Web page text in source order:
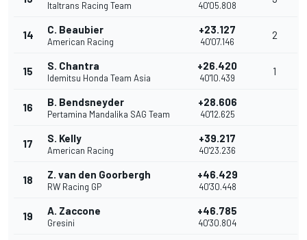
Italtrans Racing Team 40'05.808
14 C. Beaubier
American Racing
+23.127
40'07.146
2
15 S. Chantra
Idemitsu Honda Team Asia
+26.420
40'10.439
1
16 B. Bendsneyder
Pertamina Mandalika SAG Team
+28.606
40'12.625
17 S. Kelly
American Racing
+39.217
40'23.236
18 Z. van den Goorbergh
RW Racing GP
+46.429
40'30.448
19 A. Zaccone
Gresini
+46.785
40'30.804